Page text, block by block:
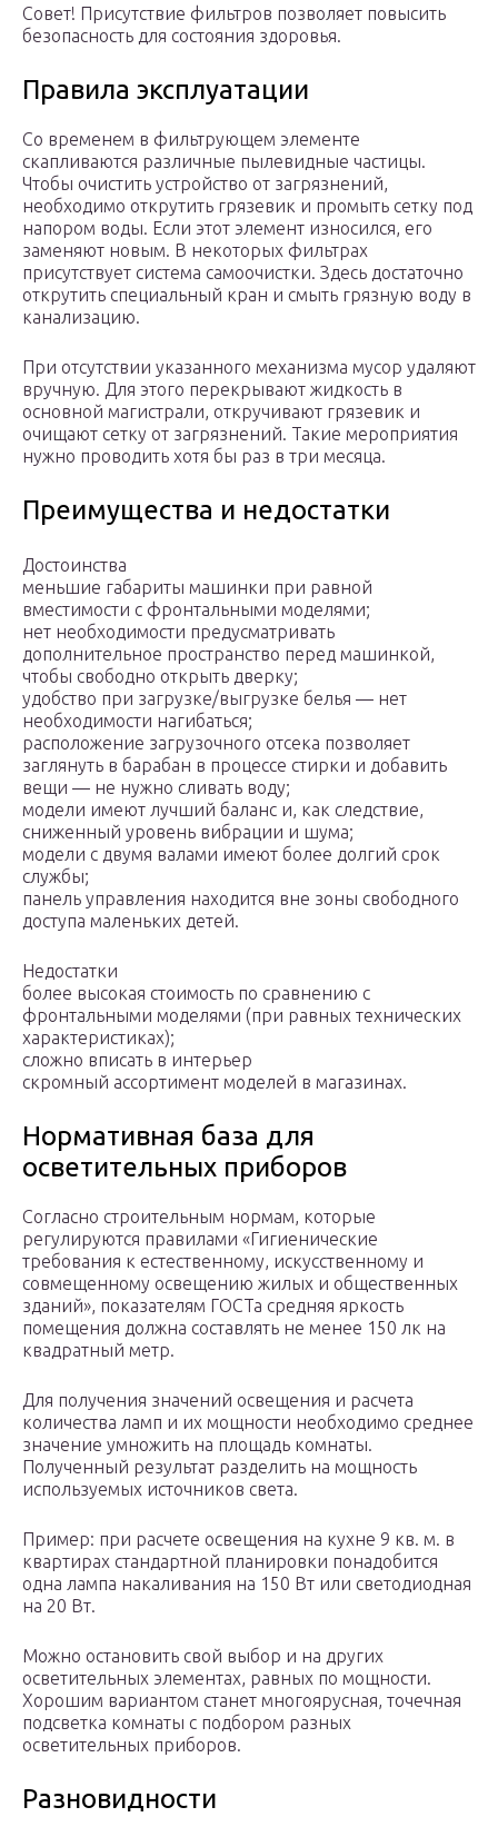
Совет! Присутствие фильтров позволяет повысить
безопасность для состояния здоровья.
Правила эксплуатации
Со временем в фильтрующем элементе
скапливаются различные пылевидные частицы.
Чтобы очистить устройство от загрязнений,
необходимо открутить грязевик и промыть сетку под
напором воды. Если этот элемент износился, его
заменяют новым. В некоторых фильтрах
присутствует система самоочистки. Здесь достаточно
открутить специальный кран и смыть грязную воду в
канализацию.
При отсутствии указанного механизма мусор удаляют
вручную. Для этого перекрывают жидкость в
основной магистрали, откручивают грязевик и
очищают сетку от загрязнений. Такие мероприятия
нужно проводить хотя бы раз в три месяца.
Преимущества и недостатки
Достоинства
меньшие габариты машинки при равной
вместимости с фронтальными моделями;
нет необходимости предусматривать
дополнительное пространство перед машинкой,
чтобы свободно открыть дверку;
удобство при загрузке/выгрузке белья — нет
необходимости нагибаться;
расположение загрузочного отсека позволяет
заглянуть в барабан в процессе стирки и добавить
вещи — не нужно сливать воду;
модели имеют лучший баланс и, как следствие,
сниженный уровень вибрации и шума;
модели с двумя валами имеют более долгий срок
службы;
панель управления находится вне зоны свободного
доступа маленьких детей.
Недостатки
более высокая стоимость по сравнению с
фронтальными моделями (при равных технических
характеристиках);
сложно вписать в интерьер
скромный ассортимент моделей в магазинах.
Нормативная база для
осветительных приборов
Согласно строительным нормам, которые
регулируются правилами «Гигиенические
требования к естественному, искусственному и
совмещенному освещению жилых и общественных
зданий», показателям ГОСТа средняя яркость
помещения должна составлять не менее 150 лк на
квадратный метр.
Для получения значений освещения и расчета
количества ламп и их мощности необходимо среднее
значение умножить на площадь комнаты.
Полученный результат разделить на мощность
используемых источников света.
Пример: при расчете освещения на кухне 9 кв. м. в
квартирах стандартной планировки понадобится
одна лампа накаливания на 150 Вт или светодиодная
на 20 Вт.
Можно остановить свой выбор и на других
осветительных элементах, равных по мощности.
Хорошим вариантом станет многоярусная, точечная
подсветка комнаты с подбором разных
осветительных приборов.
Разновидности